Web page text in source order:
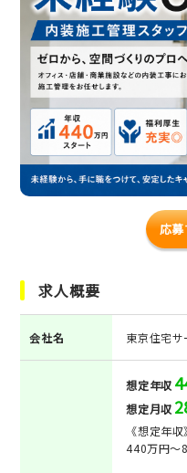
応
求人概要
会社名 東京住宅
想定年収
想定月収
《想定年収
440万円～